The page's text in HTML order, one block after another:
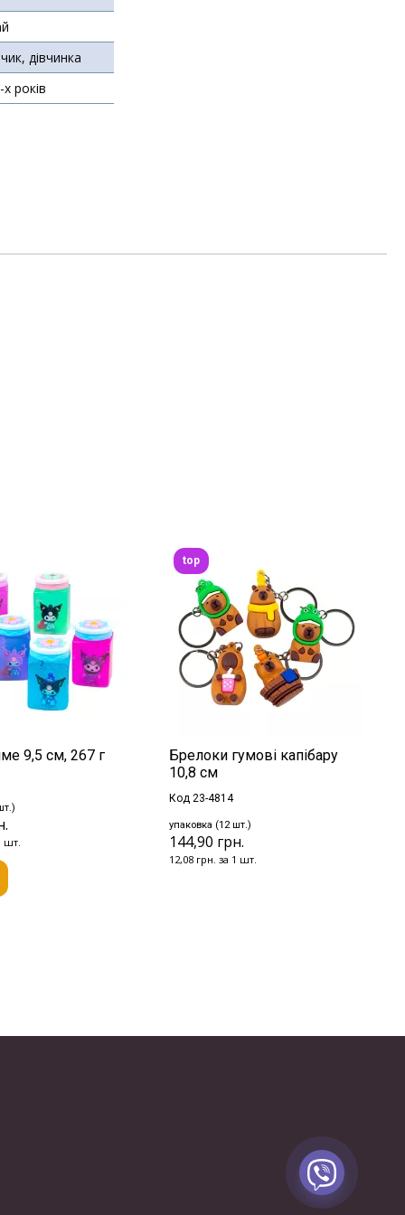
дівчинка
х років
9,5 см, 267 г
шт.
Брелоки гумові капібару
10,8 см
Код 23-4814
упаковка (12 шт.)
144,90 грн.
12,08 грн. за 1 шт.
top